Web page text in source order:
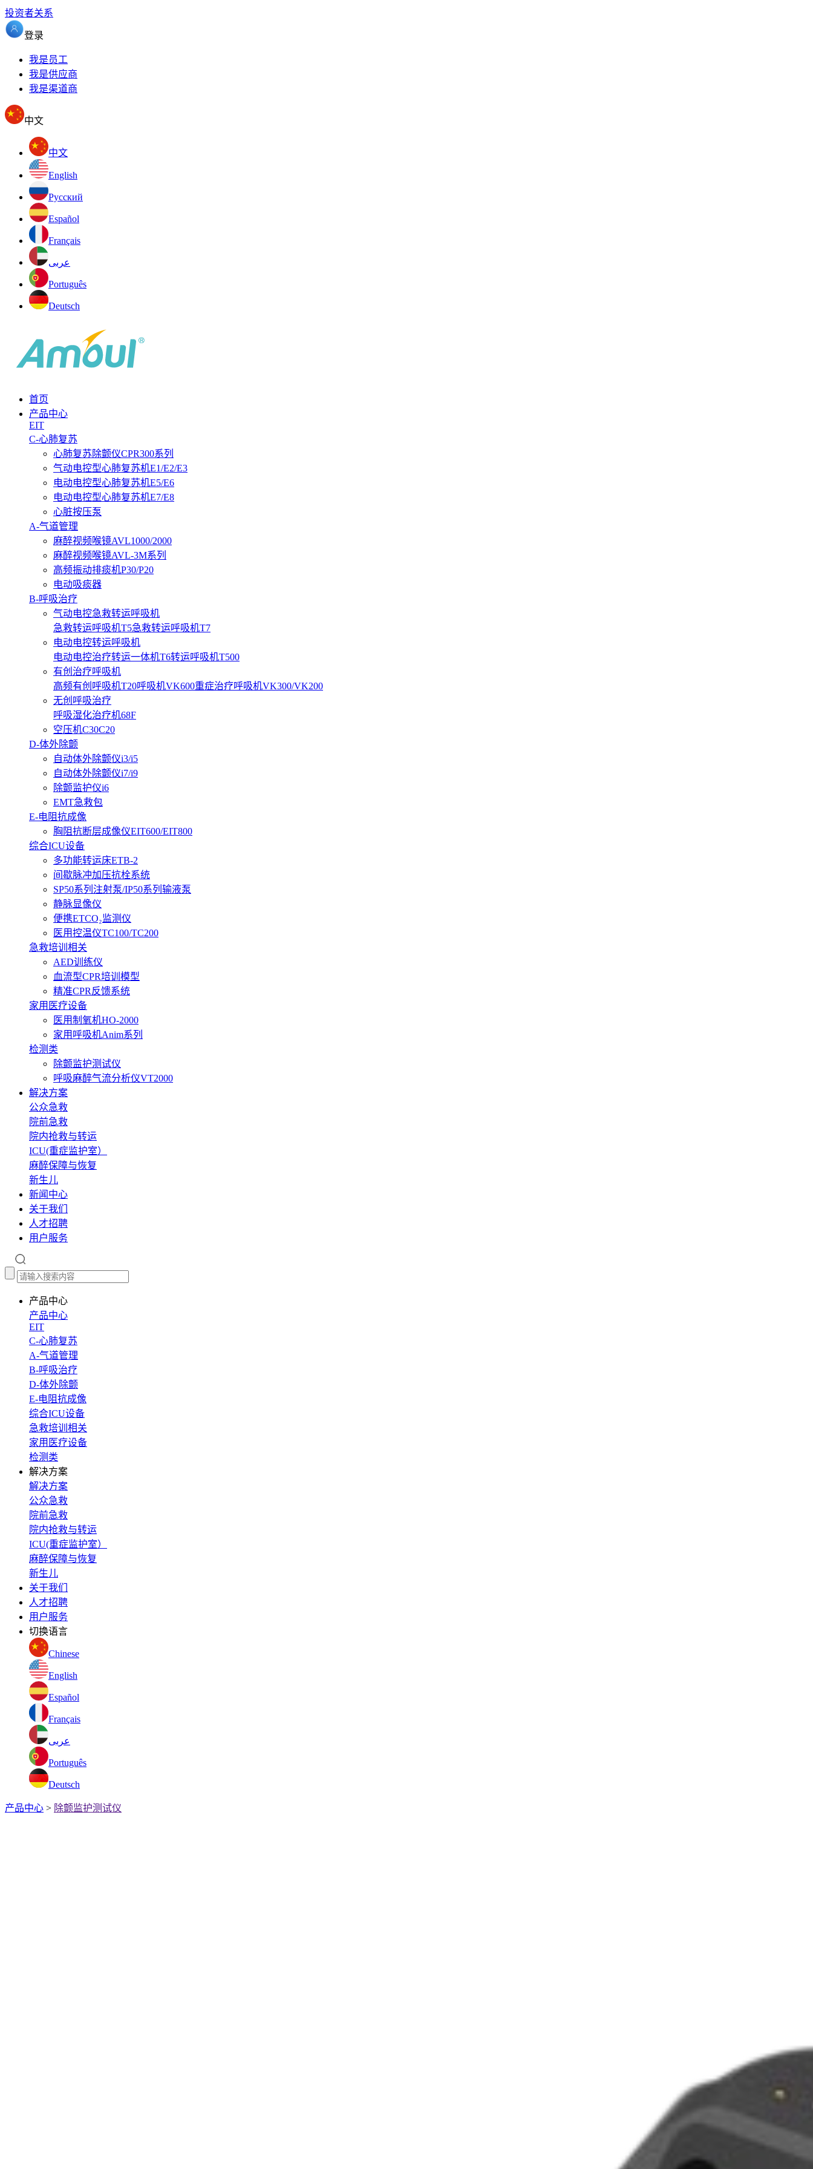
投资者关系
登录
我是员工
我是供应商
我是渠道商
中文
中文
English
Pусский
Español
Français
عربى
Português
Deutsch
首页
产品中心
EIT
C-心肺复苏
心肺复苏除颤仪CPR300系列
气动电控型心肺复苏机E1/E2/E3
电动电控型心肺复苏机E5/E6
电动电控型心肺复苏机E7/E8
心脏按压泵
A-气道管理
麻醉视频喉镜AVL1000/2000
麻醉视频喉镜AVL-3M系列
高频振动排痰机P30/P20
电动吸痰器
B-呼吸治疗
气动电控急救转运呼吸机
急救转运呼吸机T5急救转运呼吸机T7
电动电控转运呼吸机
电动电控治疗转运一体机T6转运呼吸机T500
有创治疗呼吸机
高频有创呼吸机T20呼吸机VK600重症治疗呼吸机VK300/VK200
无创呼吸治疗
呼吸湿化治疗机68F
空压机C30C20
D-体外除颤
自动体外除颤仪i3/i5
自动体外除颤仪i7/i9
除颤监护仪i6
EMT急救包
E-电阻抗成像
胸阻抗断层成像仪EIT600/EIT800
综合ICU设备
多功能转运床ETB-2
间歇脉冲加压抗栓系统
SP50系列注射泵/IP50系列输液泵
静脉显像仪
便携ETCO₂监测仪
医用控温仪TC100/TC200
急救培训相关
AED训练仪
血流型CPR培训模型
精准CPR反馈系统
家用医疗设备
医用制氧机HO-2000
家用呼吸机Anim系列
检测类
除颤监护测试仪
呼吸麻醉气流分析仪VT2000
解决方案
公众急救
院前急救
院内抢救与转运
ICU(重症监护室）
麻醉保障与恢复
新生儿
新闻中心
关于我们
人才招聘
用户服务
产品中心
产品中心
EIT
C-心肺复苏
A-气道管理
B-呼吸治疗
D-体外除颤
E-电阻抗成像
综合ICU设备
急救培训相关
家用医疗设备
检测类
解决方案
解决方案
公众急救
院前急救
院内抢救与转运
ICU(重症监护室）
麻醉保障与恢复
新生儿
关于我们
人才招聘
用户服务
切换语言
Chinese
English
Español
Français
عربى
Português
Deutsch
产品中心 > 除颤监护测试仪